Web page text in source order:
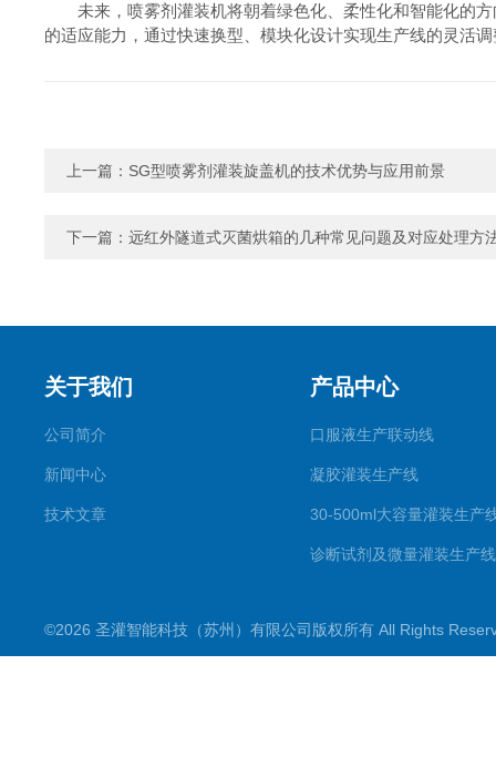
未来，喷雾剂灌装机将朝着绿色化、柔性化和智能化的方
的适应能力，通过快速换型、模块化设计实现生产线的灵活
上一篇： SG型喷雾剂灌装旋盖机的技术优势与应用前景
下一篇： 远红外隧道式灭菌烘箱的几种常见问题及对应处理方
关于我们
公司简介
新闻中心
技术文章
产品中心
口服液生产联动线
凝胶灌装生产线
30-500ml大容量灌装生产
诊断试剂及微量灌装生产线
喷雾剂生产线
©2026 圣灌智能科技（苏州）有限公司版权所有 All Rights